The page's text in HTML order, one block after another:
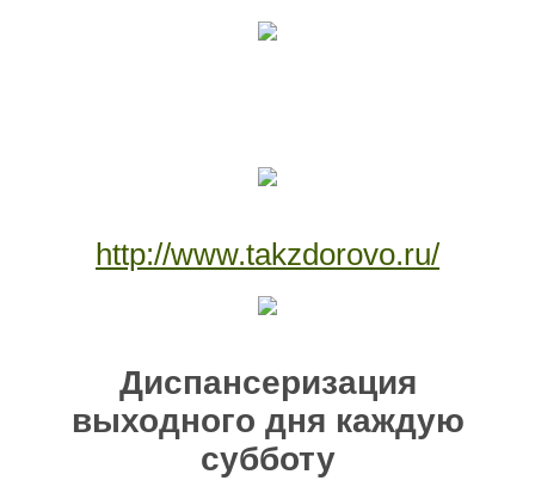
http://www.takzdorovo.ru/
Диспансеризация
выходного дня каждую
субботу